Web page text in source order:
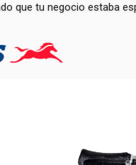
que tu negocio estaba